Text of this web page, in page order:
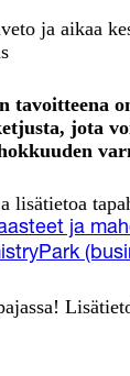
ja aikaa
tavoitteena
jota
lisätietoa
ja